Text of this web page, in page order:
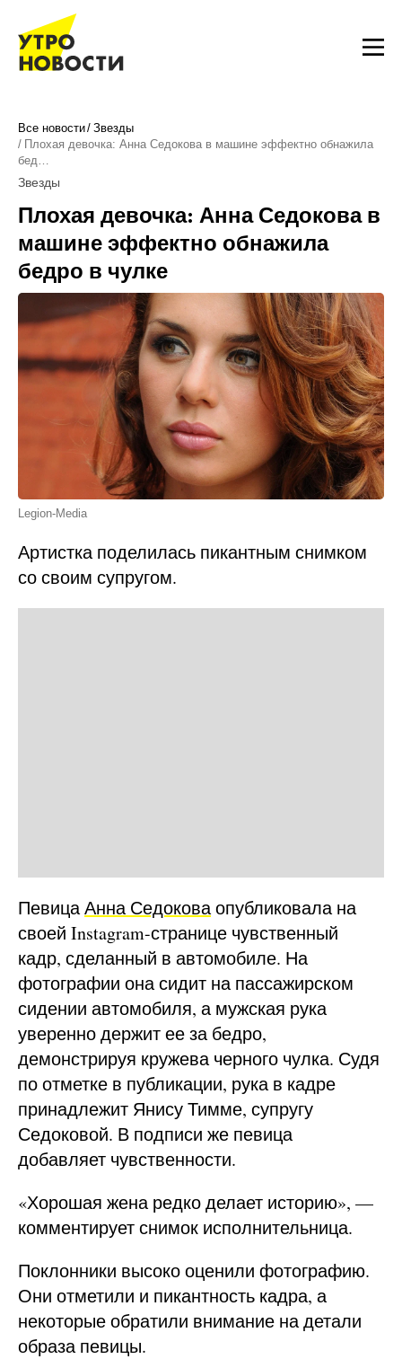
Все новости Звезды
Плохая девочка: Анна Седокова в машине эффектно обнажила
бед…
Звезды
Плохая девочка: Анна Седокова в
машине эффектно обнажила
бедро в чулке
Legion-Media
Артистка поделилась пикантным снимком
со своим супругом.
ПевицаАнна Седоковаопубликовала на
своей Instagram-странице чувственный
кадр, сделанный в автомобиле. На
фотографии она сидит на пассажирском
сидении автомобиля, а мужская рука
уверенно держит ее за бедро,
демонстрируя кружева черного чулка. Судя
по отметке в публикации, рука в кадре
принадлежит Янису Тимме, супругу
Седоковой. В подписи же певица
добавляет чувственности.
«Хорошая жена редко делает историю», —
комментирует снимок исполнительница.
Поклонники высоко оценили фотографию.
Они отметили и пикантность кадра, а
некоторые обратили внимание на детали
образа певицы.